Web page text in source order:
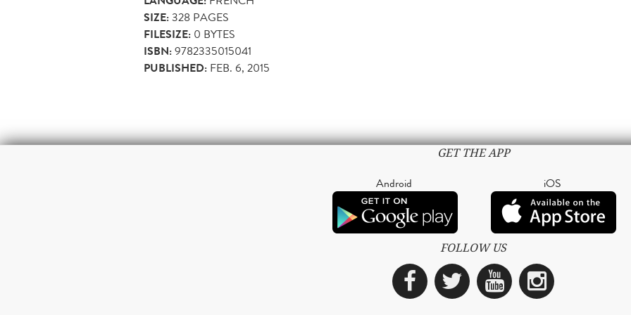
SIZE:328 PAGES
FILESIZE: 0 BYTES
ISBN:9782335015041
PUBLISHED: FEB. 6, 2015
GET THE APP
Android iOS
FOLLOW US
Facebook
TwitterYouTube